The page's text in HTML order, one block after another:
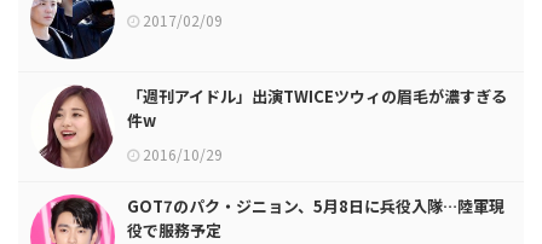
2017/02/09
「週刊アイドル」出演TWICEツウィの眉毛が濃すぎる
件w
2016/10/29
GOT7のパク・ジニョン、5月8日に兵役入隊…陸軍現
役で服務予定